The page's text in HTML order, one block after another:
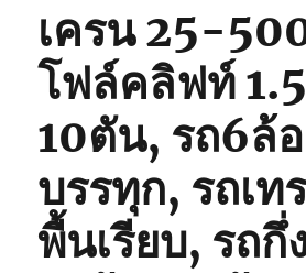
เครน 25-
โฟล์คลิฟท์
10ตัน, รถ6ล้
บรรทุก, รถเท
พื้นเรียบ, รถกึ่